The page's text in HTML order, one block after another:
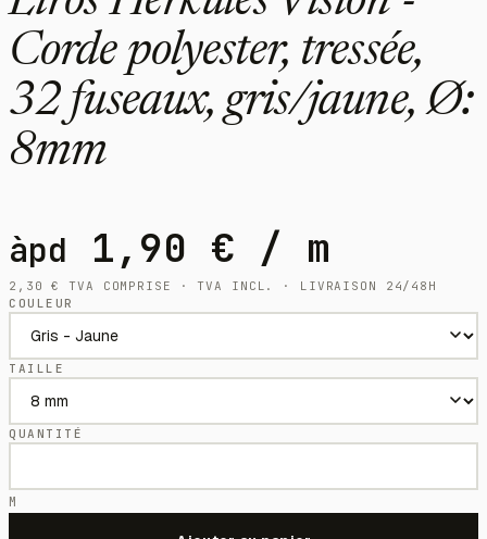
Corde polyester, tressée,
32 fuseaux, gris/jaune, Ø:
8mm
àpd 1,90 € / m
2,30€
TVA COMPRISE · TVA INCL. · LIVRAISON 24/48H
COULEUR
TAILLE
QUANTITÉ
M